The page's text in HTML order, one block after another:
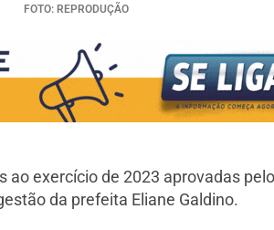
FOTO: REPRODUÇÃO
exercício de 2023 aprovadas
da prefeita Eliane Galdino.